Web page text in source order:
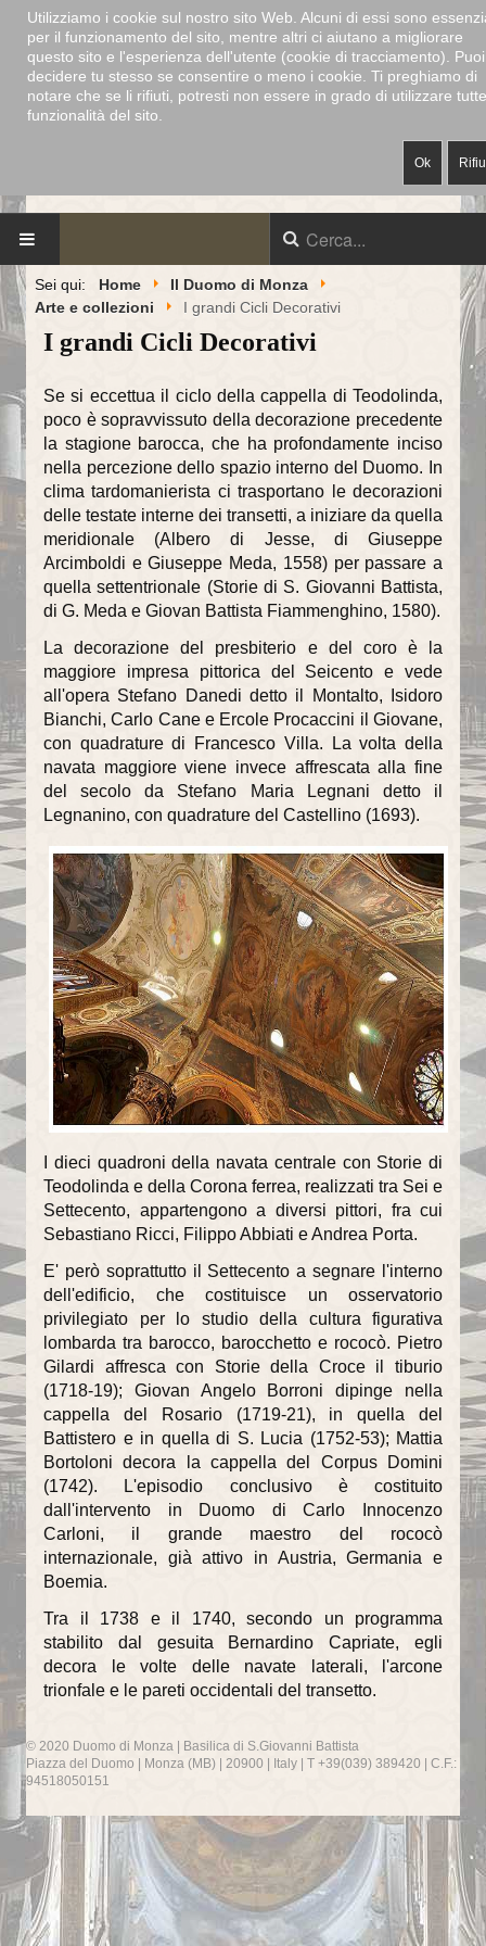
HOME
IL DUOMO DI MONZA
Storia del duomo
Dalle origini al 1300
Dal 1300 ai giorni nostri
La torre campanaria
Gli Alabardieri
Arte e collezioni
La Cappella di Teodolinda
I grandi Cicli Decorativi
Il Museo e il Tesoro
La Biblioteca Capitolare
Gli Organi del Duomo
Le Campane del Duomo
Il Sentiero della Bellezza
La Cappella Musicale
Il Duomo racconta...
Orari delle SS.Messe
Orari del Museo e Tesoro
Celebrazioni in streaming
LA PARROCCHIA
Liturgia
Sacramenti
Il Battesimo
Eucaristia e Confermazione
Il Matrimonio
Unzione degli infermi
Organismi di partecipazione
Commissioni del Consiglio Pastorale
Informazioni utili
Orari delle SS.Messe
Orari del Museo e Tesoro
Sei qui: Home
Il Duomo di Monza
Arte e collezioni
I grandi Cicli Decorativi
I grandi Cicli Decorativi
Se si eccettua il ciclo della cappella di Teodolinda,
poco è sopravvissuto della decorazione precedente
la stagione barocca, che ha profondamente inciso
nella percezione dello spazio interno del Duomo. In
clima tardomanierista ci trasportano le decorazioni
delle testate interne dei transetti, a iniziare da quella
meridionale (Albero di Jesse, di Giuseppe
Arcimboldi e Giuseppe Meda, 1558) per passare a
quella settentrionale (Storie di S. Giovanni Battista,
di G. Meda e Giovan Battista Fiammenghino, 1580).
La decorazione del presbiterio e del coro è la
maggiore impresa pittorica del Seicento e vede
all'opera Stefano Danedi detto il Montalto, Isidoro
Bianchi, Carlo Cane e Ercole Procaccini il Giovane,
con quadrature di Francesco Villa. La volta della
navata maggiore viene invece affrescata alla fine
del secolo da Stefano Maria Legnani detto il
Legnanino, con quadrature del Castellino (1693).
I dieci quadroni della navata centrale con Storie di
Teodolinda e della Corona ferrea, realizzati tra Sei e
Settecento, appartengono a diversi pittori, fra cui
Sebastiano Ricci, Filippo Abbiati e Andrea Porta.
E' però soprattutto il Settecento a segnare l'interno
dell'edificio, che costituisce un osservatorio
privilegiato per lo studio della cultura figurativa
lombarda tra barocco, barocchetto e rococò. Pietro
Gilardi affresca con Storie della Croce il tiburio
(1718-19); Giovan Angelo Borroni dipinge nella
cappella del Rosario (1719-21), in quella del
Battistero e in quella di S. Lucia (1752-53); Mattia
Bortoloni decora la cappella del Corpus Domini
(1742). L'episodio conclusivo è costituito
dall'intervento in Duomo di Carlo Innocenzo
Carloni, il grande maestro del rococò
internazionale, già attivo in Austria, Germania e
Boemia.
Tra il 1738 e il 1740, secondo un programma
stabilito dal gesuita Bernardino Capriate, egli
decora le volte delle navate laterali, l'arcone
trionfale e le pareti occidentali del transetto.
© 2020 Duomo di Monza | Basilica di S.Giovanni Battista
Piazza del Duomo | Monza (MB) | 20900 | Italy | T +39(039) 389420 | C.F.:
94518050151
Utilizziamo i cookie sul nostro sito Web. Alcuni di essi sono
per il funzionamento del sito, mentre altri ci aiutano a migliorare
questo sito e l'esperienza dell'utente (cookie di tracciamento). Puoi
decidere tu stesso se consentire o meno i cookie. Ti preghiamo di
notare che se li rifiuti, potresti non essere in grado di utilizzare
funzionalità del sito.
Ok